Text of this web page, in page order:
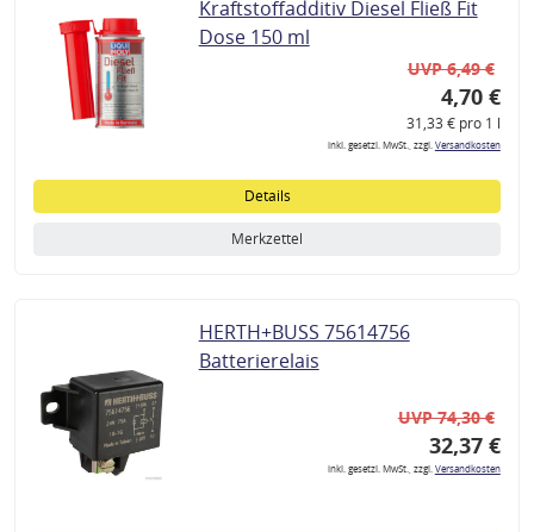
Kraftstoffadditiv Diesel Fließ Fit
Dose 150 ml
UVP 6,49 €
4,70 €
31,33 € pro 1 l
inkl. gesetzl. MwSt., zzgl.Versandkosten
Details
Merkzettel
HERTH+BUSS 75614756
Batterierelais
UVP 74,30 €
32,37 €
inkl. gesetzl. MwSt., zzgl.Versandkosten